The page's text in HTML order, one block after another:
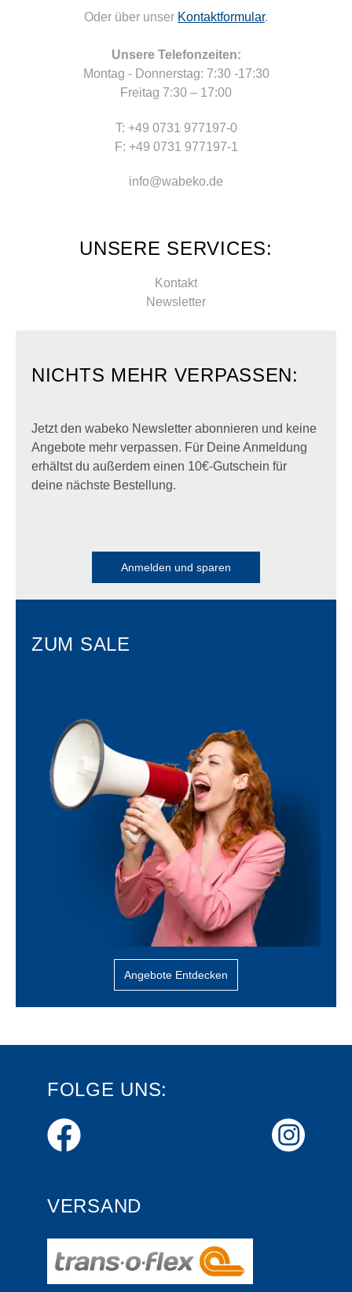
Oder über unser Kontaktformular.
Unsere Telefonzeiten:
Montag - Donnerstag: 7:30 -17:30
Freitag 7:30 – 17:00
T: +49 0731 977197-0
F: +49 0731 977197-1
info@wabeko.de
UNSERE SERVICES:
Kontakt
Newsletter
NICHTS MEHR VERPASSEN:
Jetzt den wabeko Newsletter abonnieren und keine
Angebote mehr verpassen. Für Deine Anmeldung
erhältst du außerdem einen 10€-Gutschein für
deine nächste Bestellung.
Anmelden und sparen
ZUM SALE
Angebote Entdecken
FOLGE UNS:
VERSAND